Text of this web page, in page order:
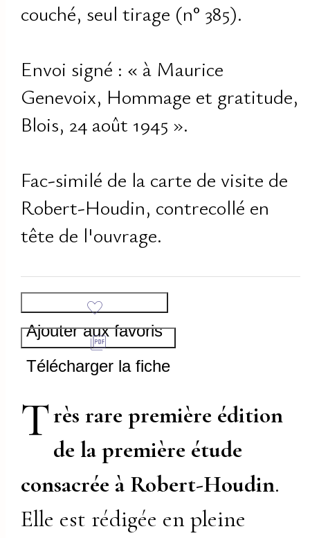
couché, seul tirage (n° 385).
Envoi signé : « à Maurice
Genevoix, Hommage et gratitude,
Blois, 24 août 1945 ».
Fac-similé de la carte de visite de
Robert-Houdin, contrecollé en
tête de l'ouvrage.
Ajouter aux favoris
Télécharger la fiche
Très rare première édition
de la première étude
consacrée à Robert-Houdin.
Elle est rédigée en pleine